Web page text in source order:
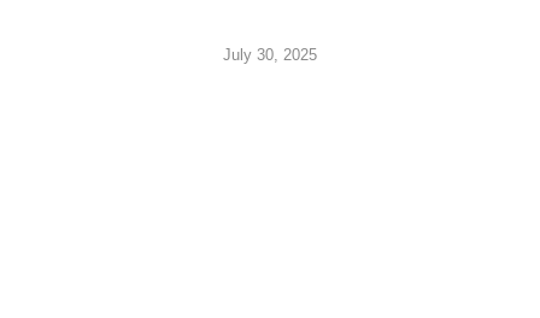
July 30, 2025